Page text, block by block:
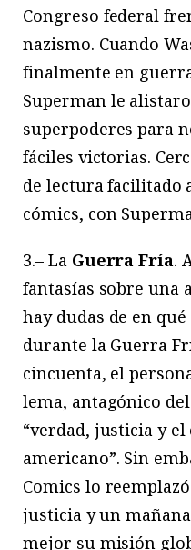
Congreso federal
nazismo. Cuando
finalmente en
Superman le
superpoderes para
fáciles victorias.
de lectura facilitado
cómics, con
3.– La Guerra Fría.
fantasías sobre una
hay dudas de en
durante la Guerra
cincuenta, el
lema, antagónico
“verdad, justicia y
americano”. Sin
Comics lo
justicia y un
mejor su misión